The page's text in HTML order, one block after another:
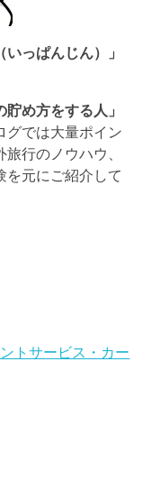
いっぱんじん）」
貯め方をする人」
グでは大量ポイン
行のノウハウ、
を元にご紹介して